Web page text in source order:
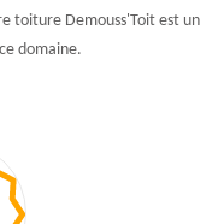
toiture Demouss'Toit est un
domaine.